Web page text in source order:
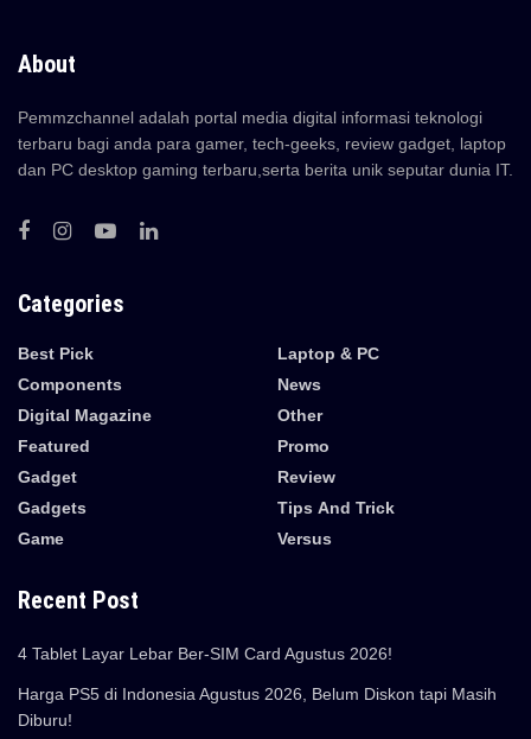
About
Pemmzchannel adalah portal media digital informasi teknologi
terbaru bagi anda para gamer, tech-geeks, review gadget, laptop
dan PC desktop gaming terbaru,serta berita unik seputar dunia IT.
Categories
Best Pick
Components
Digital Magazine
Featured
Gadget
Gadgets
Game
Laptop & PC
News
Other
Promo
Review
Tips And Trick
Versus
Recent Post
4 Tablet Layar Lebar Ber-SIM Card Agustus 2026!
Harga PS5 di Indonesia Agustus 2026, Belum Diskon tapi Masih
Diburu!